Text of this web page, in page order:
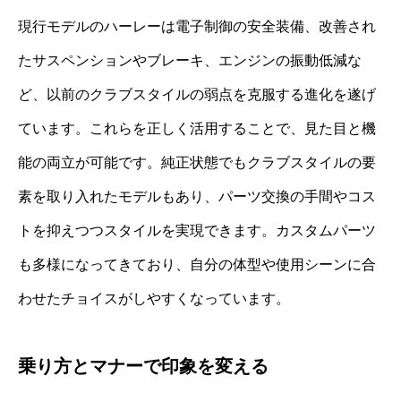
現行モデルのハーレーは電子制御の安全装備、改善され
たサスペンションやブレーキ、エンジンの振動低減な
ど、以前のクラブスタイルの弱点を克服する進化を遂げ
ています。これらを正しく活用することで、見た目と機
能の両立が可能です。純正状態でもクラブスタイルの要
素を取り入れたモデルもあり、パーツ交換の手間やコス
トを抑えつつスタイルを実現できます。カスタムパーツ
も多様になってきており、自分の体型や使用シーンに合
わせたチョイスがしやすくなっています。
乗り方とマナーで印象を変える